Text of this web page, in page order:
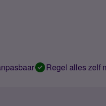
Regel alles zelf